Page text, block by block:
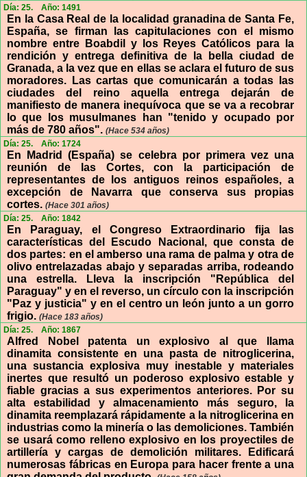
Día: 25.
Año: 1491
En la Casa Real de la localidad granadina de Santa Fe,
España, se firman las capitulaciones con el mismo
nombre entre Boabdil y los Reyes Católicos para la
rendición y entrega definitiva de la bella ciudad de
Granada, a la vez que en ellas se aclara el futuro de sus
moradores. Las cartas que comunicarán a todas las
ciudades del reino aquella entrega dejarán de
manifiesto de manera inequívoca que se va a recobrar
lo que los musulmanes han "tenido y ocupado por
más de 780 años". (Hace 534 años)
Día: 25.
Año: 1724
En Madrid (España) se celebra por primera vez una
reunión de las Cortes, con la participación de
representantes de los antiguos reinos españoles, a
excepción de Navarra que conserva sus propias
cortes. (Hace 301 años)
Día: 25.
Año: 1842
En Paraguay, el Congreso Extraordinario fija las
características del Escudo Nacional, que consta de
dos partes: en el amberso una rama de palma y otra de
olivo entrelazadas abajo y separadas arriba, rodeando
una estrella. Lleva la inscripción "República del
Paraguay" y en el reverso, un círculo con la inscripción
"Paz y justicia" y en el centro un león junto a un gorro
frigio. (Hace 183 años)
Día: 25.
Año: 1867
Alfred Nobel patenta un explosivo al que llama
dinamita consistente en una pasta de nitroglicerina,
una sustancia explosiva muy inestable y materiales
inertes que resultó un poderoso explosivo estable y
fiable gracias a sus experimentos anteriores. Por su
alta estabilidad y almacenamiento más seguro, la
dinamita reemplazará rápidamente a la nitroglicerina en
industrias como la minería o las demoliciones. También
se usará como relleno explosivo en los proyectiles de
artillería y cargas de demolición militares. Edificará
numerosas fábricas en Europa para hacer frente a una